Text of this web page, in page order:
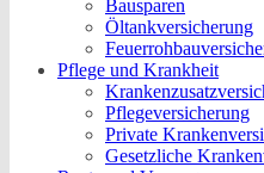
Bausparen
Öltankversicherung
Pflege und Krankheit
Pflegeversicherung
Private
Gesetzliche